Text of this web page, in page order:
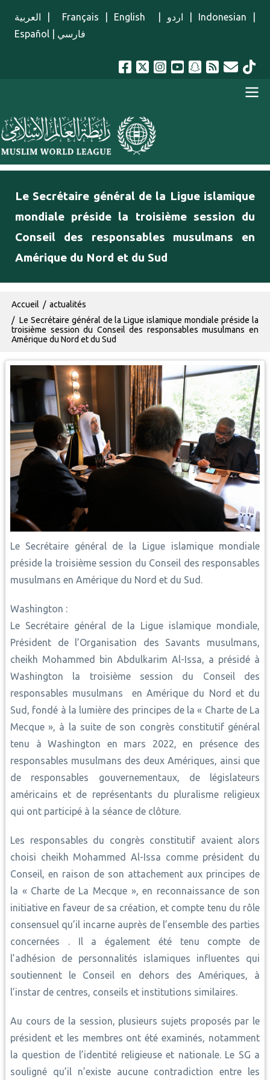
العربية
Français English اردو Indonesian
Español
فارسي
menu french
Le Secrétaire général de la Ligue islamique
mondiale préside la troisième session du
Conseil des responsables musulmans en
Amérique du Nord et du Sud
Fil d'Ariane
Accueil
actualités
Le Secrétaire général de la Ligue islamique mondiale préside la
troisième session du Conseil des responsables musulmans en
Amérique du Nord et du Sud
Le Secrétaire général de la Ligue islamique mondiale
préside la troisième session du Conseil des responsables
musulmans en Amérique du Nord et du Sud.
Washington :
Le Secrétaire général de la Ligue islamique mondiale,
Président de l’Organisation des Savants musulmans,
cheikh Mohammed bin Abdulkarim Al-Issa, a présidé à
Washington la troisième session du Conseil des
responsables musulmans en Amérique du Nord et du
Sud, fondé à la lumière des principes de la « Charte de La
Mecque », à la suite de son congrès constitutif général
tenu à Washington en mars 2022, en présence des
responsables musulmans des deux Amériques, ainsi que
de responsables gouvernementaux, de législateurs
américains et de représentants du pluralisme religieux
qui ont participé à la séance de clôture.
Les responsables du congrès constitutif avaient alors
choisi cheikh Mohammed Al-Issa comme président du
Conseil, en raison de son attachement aux principes de
la « Charte de La Mecque », en reconnaissance de son
initiative en faveur de sa création, et compte tenu du rôle
consensuel qu’il incarne auprès de l’ensemble des parties
concernées . Il a également été tenu compte de
l’adhésion de personnalités islamiques influentes qui
soutiennent le Conseil en dehors des Amériques, à
l’instar de centres, conseils et institutions similaires.
Au cours de la session, plusieurs sujets proposés par le
président et les membres ont été examinés, notamment
la question de l’identité religieuse et nationale. Le SG a
souligné qu’il n’existe aucune contradiction entre les